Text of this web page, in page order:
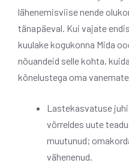
lähenemisviise nende
tänapäeval. Kui vajate
kuulake kogukonna Mida
nõuandeid selle kohta,
kõnelustega oma
Lastekasvatuse
võrreldes uute
muutunud;
vähenenud.